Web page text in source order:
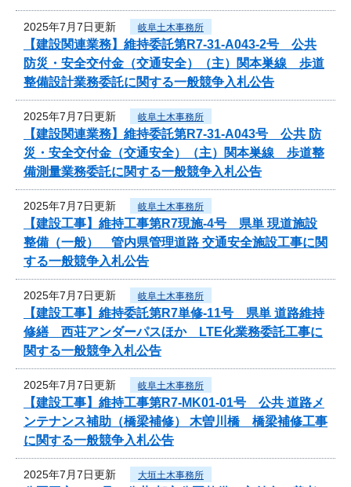
2025年7月7日更新 岐阜土木事務所
【建設関連業務】維持委託第R7-31-A043-2号 公共
防災・安全交付金（交通安全）（主）関本巣線 歩道
整備設計業務委託に関する一般競争入札公告
2025年7月7日更新 岐阜土木事務所
【建設関連業務】維持委託第R7-31-A043号 公共 防
災・安全交付金（交通安全）（主）関本巣線 歩道整
備測量業務委託に関する一般競争入札公告
2025年7月7日更新 岐阜土木事務所
【建設工事】維持工事第R7現施-4号 県単 現道施設
整備（一般） 管内県管理道路 交通安全施設工事に関
する一般競争入札公告
2025年7月7日更新 岐阜土木事務所
【建設工事】維持委託第R7単修-11号 県単 道路維持
修繕 西荘アンダーパスほか LTE化業務委託工事に
関する一般競争入札公告
2025年7月7日更新 岐阜土木事務所
【建設工事】維持工事第R7-MK01-01号 公共 道路メ
ンテナンス補助（橋梁補修） 木曽川橋 橋梁補修工事
に関する一般競争入札公告
2025年7月7日更新 大垣土木事務所